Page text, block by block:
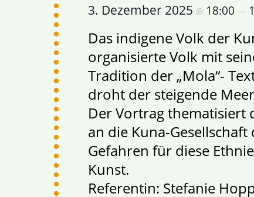
3. Dezember 2025 @ 18:00 —
Das indigene Volk der
organisierte Volk mit
Tradition der „Mola“-
droht der steigende
Der Vortrag thematisiert
an die Kuna-
Gefahren für diese
Kunst.
Referentin: Stefanie